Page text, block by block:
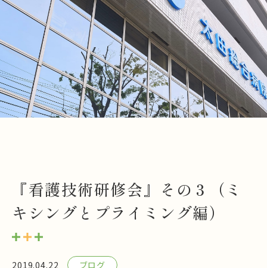
『看護技術研修会』その３（ミ
キシングとプライミング編）
2019.04.22 ブログ